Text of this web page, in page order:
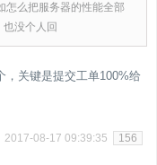
怎么把服务器的性能全部
没个人回
，关键是提交工单100%给
2017-08-17 09:39:35 156